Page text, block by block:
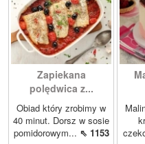
Zapiekana
polędwica z...
Obiad który zrobimy w
40 minut. Dorsz w sosie
pomidorowym... ⇖ 1153